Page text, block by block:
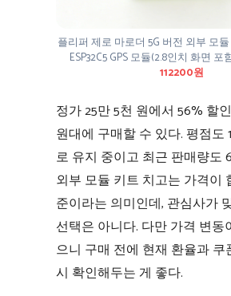
플리퍼 제로 마로더 5G 버전 외부 모듈
ESP32C5 GPS 모듈(2.8인치 화면
112200원
정가 25만 5천 원에서 56% 할
원대에 구매할 수 있다. 평점도
로 유지 중이고 최근 판매량도
외부 모듈 키트 치고는 가격이
준이라는 의미인데, 관심사가
선택은 아니다. 다만 가격 변동
으니 구매 전에 현재 환율과 쿠
시 확인해두는 게 좋다.